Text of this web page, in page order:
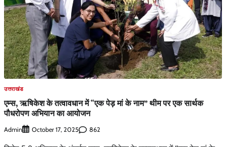
उत्तराखंड
एम्स, ऋषिकेश के तत्वावधान में “एक पेड़ मां के नाम” थीम पर एक सार्थक
पौधरोपण अभियान का आयोजन
Admin October 17, 2025 862